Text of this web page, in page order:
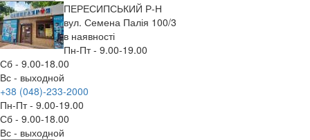
ПЕРЕСИПСЬКИЙ Р-Н
вул. Семена Палія 100/3
в наявності
Пн-Пт - 9.00-19.00
Сб - 9.00-18.00
Вс - выходной
+38 (048)-233-2000
Пн-Пт - 9.00-19.00
Сб - 9.00-18.00
Вс - выходной